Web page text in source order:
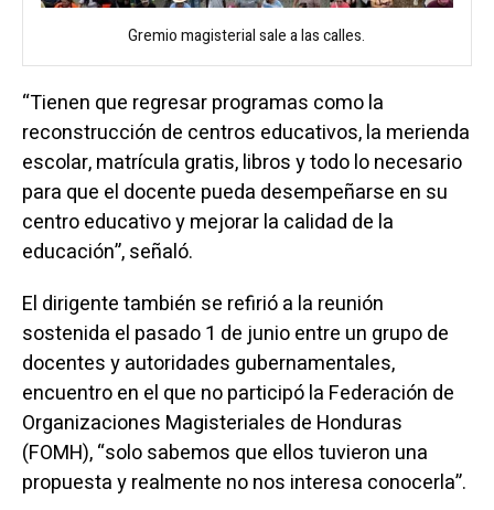
Gremio magisterial sale a las calles.
“Tienen que regresar programas como la
reconstrucción de centros educativos, la merienda
escolar, matrícula gratis, libros y todo lo necesario
para que el docente pueda desempeñarse en su
centro educativo y mejorar la calidad de la
educación”, señaló.
El dirigente también se refirió a la reunión
sostenida el pasado 1 de junio entre un grupo de
docentes y autoridades gubernamentales,
encuentro en el que no participó la Federación de
Organizaciones Magisteriales de Honduras
(FOMH), “solo sabemos que ellos tuvieron una
propuesta y realmente no nos interesa conocerla”.